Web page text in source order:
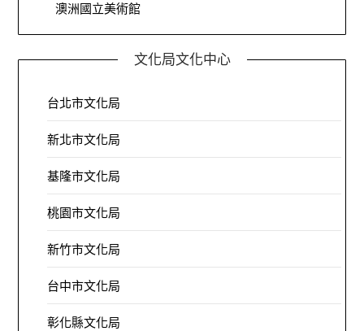
澳洲國立美術館
文化局文化中心
台北市文化局
新北市文化局
基隆市文化局
桃園市文化局
新竹市文化局
台中市文化局
彰化縣文化局